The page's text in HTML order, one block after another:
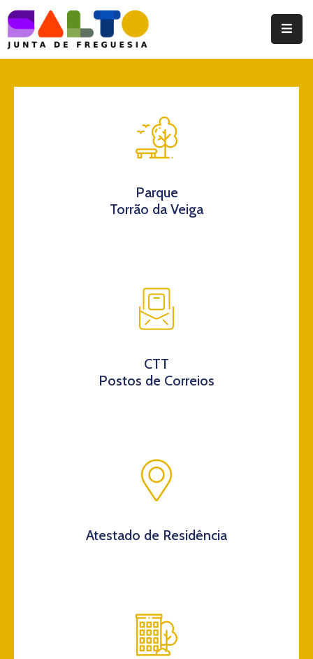
Instituição
Parque
Torrão da Veiga
CTT
Postos de Correios
Atestado de Residência